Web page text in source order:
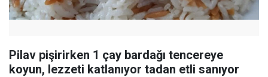
Pilav pişirirken 1 çay bardağı tencereye
koyun, lezzeti katlanıyor tadan etli sanıyor